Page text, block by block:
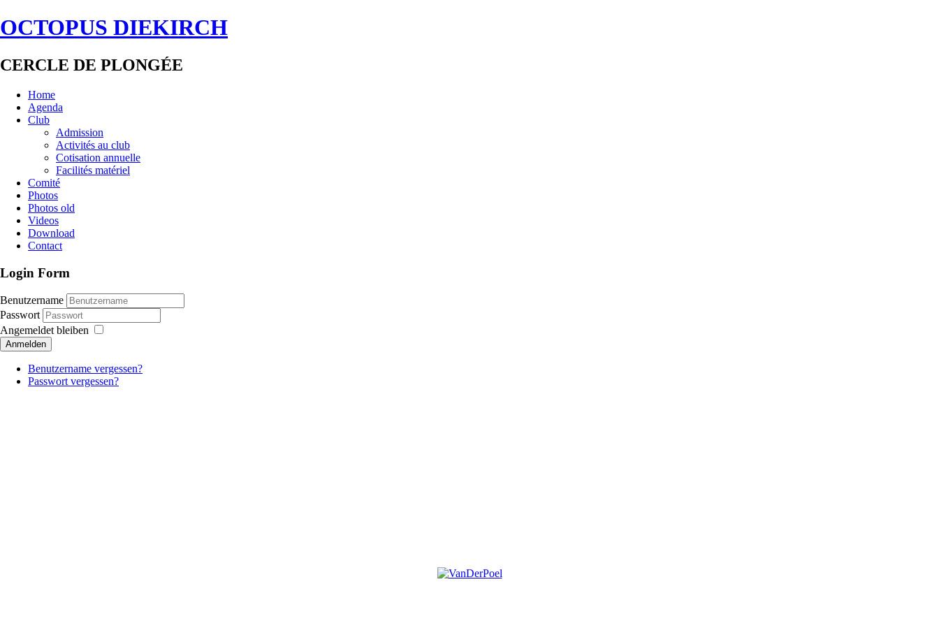
OCTOPUS DIEKIRCH
CERCLE DE PLONGÉE
Home
Agenda
Club
Admission
Activités au club
Cotisation annuelle
Facilités matériel
Comité
Photos
Photos old
Videos
Download
Contact
Login Form
Benutzername
Passwort
Angemeldet bleiben
Anmelden
Benutzername vergessen?
Passwort vergessen?